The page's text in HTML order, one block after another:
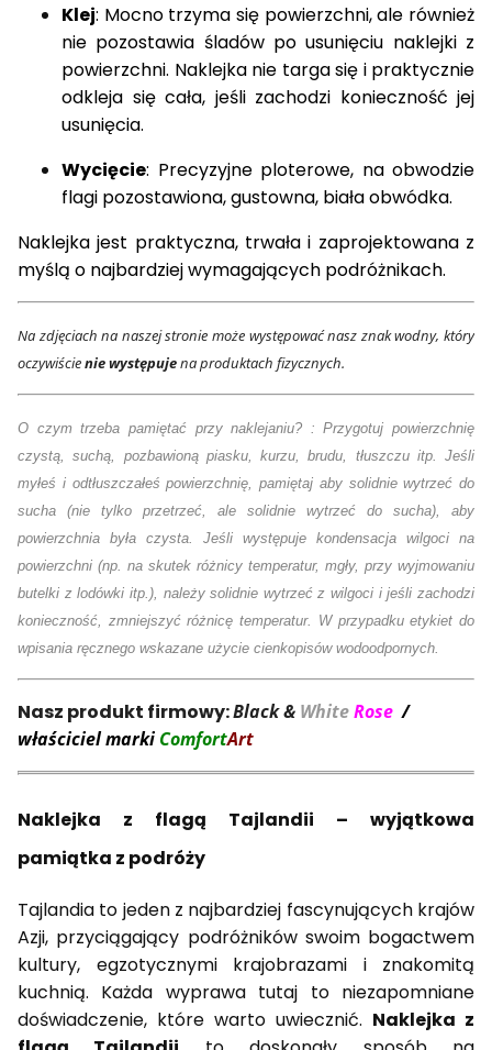
Klej: Mocno trzyma się powierzchni, ale również
nie pozostawia śladów po usunięciu naklejki z
powierzchni. Naklejka nie targa się i praktycznie
odkleja się cała, jeśli zachodzi konieczność jej
usunięcia.
Wycięcie: Precyzyjne ploterowe, na obwodzie
flagi pozostawiona, gustowna, biała obwódka.
Naklejka jest praktyczna, trwała i zaprojektowana z
myślą o najbardziej wymagających podróżnikach.
Na zdjęciach na naszej stronie może występować nasz znak wodny, który
oczywiścienie występujena produktach fizycznych.
O czym trzeba pamiętać przy naklejaniu? : Przygotuj powierzchnię
czystą, suchą, pozbawioną piasku, kurzu, brudu, tłuszczu itp. Jeśli
myłeś i odtłuszczałeś powierzchnię, pamiętaj aby solidnie wytrzeć do
sucha (nie tylko przetrzeć, ale solidnie wytrzeć do sucha), aby
powierzchnia była czysta. Jeśli występuje kondensacja wilgoci na
powierzchni (np. na skutek różnicy temperatur, mgły, przy wyjmowaniu
butelki z lodówki itp.), należy solidnie wytrzeć z wilgoci i jeśli zachodzi
konieczność, zmniejszyć różnicę temperatur. W przypadku etykiet do
wpisania ręcznego wskazane użycie cienkopisów wodoodpornych.
Nasz produkt firmowy:Black & WhiteRose /
właściciel marki ComfortArt
Naklejka z flagą Tajlandii – wyjątkowa
pamiątka z podróży
Tajlandia to jeden z najbardziej fascynujących krajów
Azji, przyciągający podróżników swoim bogactwem
kultury, egzotycznymi krajobrazami i znakomitą
kuchnią. Każda wyprawa tutaj to niezapomniane
doświadczenie, które warto uwiecznić. Naklejka z